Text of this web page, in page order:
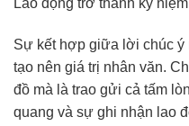
Lao động trở thành kỷ
Sự kết hợp giữa lời chúc ý
tạo nên giá trị nhân văn.
đồ mà là trao gửi cả tấm
quang và sự ghi nhận lao